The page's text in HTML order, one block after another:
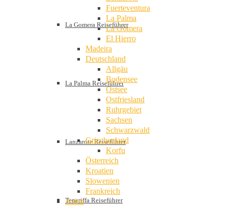
La Gomera Reiseführer
La Palma Reiseführer
Lanzarote Reiseführer
Teneriffa Reiseführer
Fuerteventura
La Palma
La Gomera
El Hierro
Madeira
Deutschland
Allgäu
Bodensee
Ostsee
Ostfriesland
Ruhrgebiet
Sachsen
Schwarzwald
Griechenland
Korfu
Österreich
Kroatien
Slowenien
Frankreich
Asien